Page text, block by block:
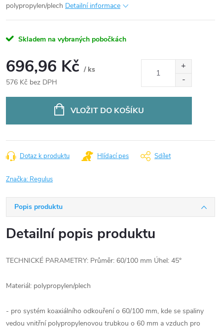
polypropylen/plech Detailní informace
Skladem na vybraných pobočkách
696,96 Kč / ks
576 Kč bez DPH
VLOŽIT DO KOŠÍKU
Dotaz k produktu Hlídací pes Sdílet
Značka: Regulus
Popis produktu
Detailní popis produktu
TECHNICKÉ PARAMETRY: Průměr: 60/100 mm Úhel: 45°
Materiál: polypropylen/plech
- pro systém koaxiálního odkouření o 60/100 mm, kde se spaliny
vedou vnitřní polypropylenovou trubkou o 60 mm a vzduch pro